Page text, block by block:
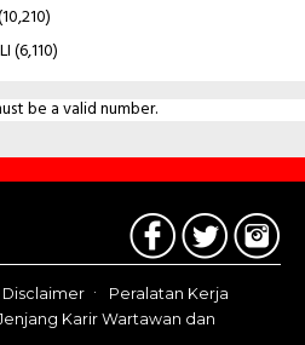
(6,110)
be a valid number.
Disclaimer
Peralatan Kerja
Karir Wartawan dan